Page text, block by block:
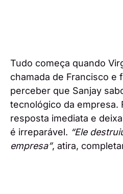
Tudo começa quando
chamada de Francisco e
perceber que Sanjay
tecnológico da empresa.
resposta imediata e
é irreparável. “Ele
empresa”, atira,